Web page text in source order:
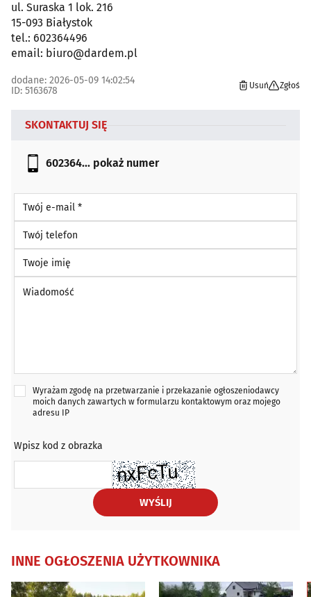
ul. Suraska 1 lok. 216
15-093 Białystok
tel.: 602364496
email: biuro@dardem.pl
dodane: 2026-05-09 14:02:54
ID: 5163678
Usuń Zgłoś
SKONTAKTUJ SIĘ
602364... pokaż numer
Wyrażam zgodę na przetwarzanie i przekazanie ogłoszeniodawcy
moich danych zawartych w formularzu kontaktowym oraz mojego
adresu IP
Wpisz kod z obrazka
WYŚLIJ
INNE OGŁOSZENIA UŻYTKOWNIKA